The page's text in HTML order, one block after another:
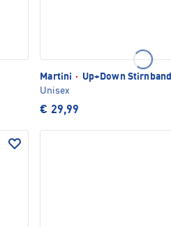
Martini · Up+Down Stirnband
Unisex
€ 29,99